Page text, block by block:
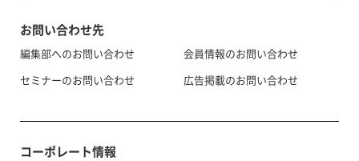
お問い合わせ先
編集部へのお問い合わせ
セミナーのお問い合わせ
会員情報のお問い合わせ
広告掲載のお問い合わせ
コーポレート情報